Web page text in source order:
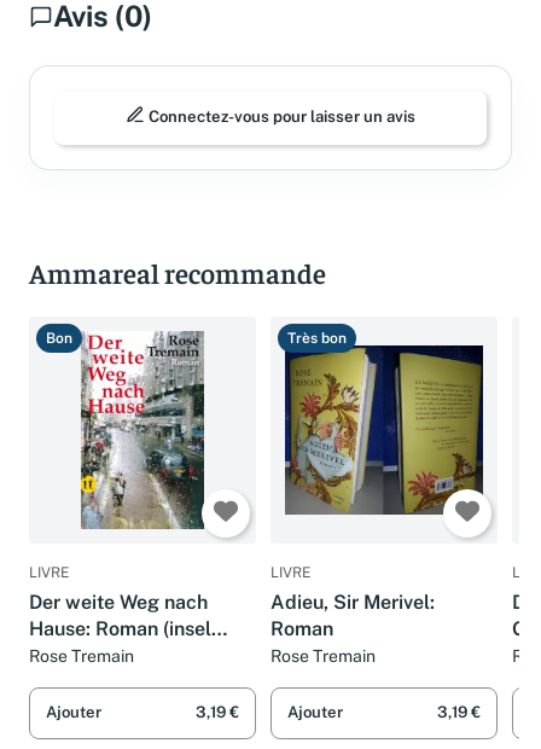
Avis (0)
Connectez-vous pour laisser un avis
Ammareal recommande
Bon
LIVRE
Der weite Weg nach
Hause: Roman (insel
taschenbuch)
Rose Tremain
Ajouter 3,19 €
Très bon
LIVRE
Adieu, Sir Merivel:
Roman
Rose Tremain
Ajouter 3,19 €